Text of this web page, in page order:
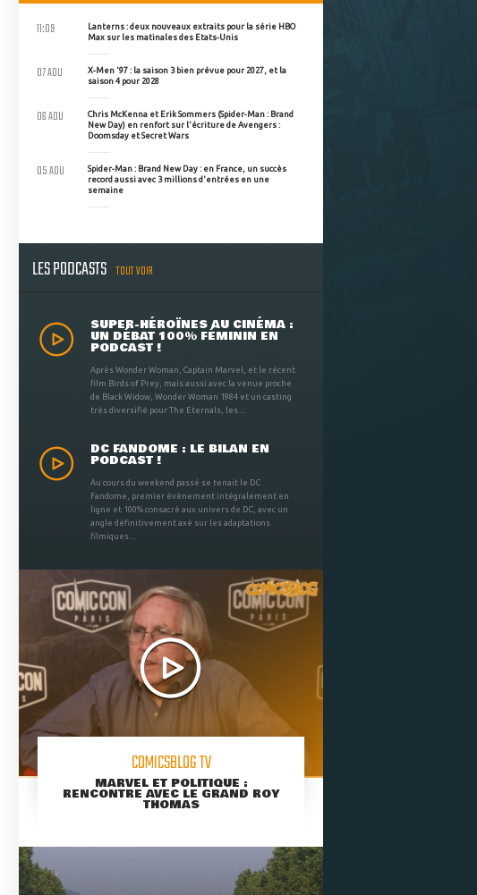
Lanterns : deux nouveaux extraits pour la série HBO
Max sur les matinales des Etats-Unis
11:09
X-Men '97 : la saison 3 bien prévue pour 2027, et la
saison 4 pour 2028
07 AOU
Chris McKenna et Erik Sommers (Spider-Man : Brand
New Day) en renfort sur l'écriture de Avengers :
Doomsday et Secret Wars
06 AOU
Spider-Man : Brand New Day : en France, un succès
record aussi avec 3 millions d'entrées en une
semaine
05 AOU
LES PODCASTS TOUT VOIR
SUPER-HÉROÏNES AU CINÉMA :
UN DÉBAT 100% FÉMININ EN
PODCAST !
Après Wonder Woman, Captain Marvel, et le récent
film Birds of Prey, mais aussi avec la venue proche
de Black Widow, Wonder Woman 1984 et un casting
très diversifié pour The Eternals, les ...
DC FANDOME : LE BILAN EN
PODCAST !
Au cours du weekend passé se tenait le DC
Fandome, premier évènement intégralement en
ligne et 100% consacré aux univers de DC, avec un
angle définitivement axé sur les adaptations
filmiques ...
COMICSBLOG TV
MARVEL ET POLITIQUE :
RENCONTRE AVEC LE GRAND ROY
THOMAS